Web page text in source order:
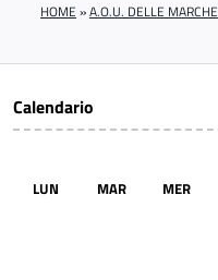
HOME »A.O.U. DELLE MARCHE
Calendario
LUN MAR MER